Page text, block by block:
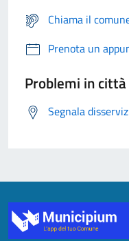
Chiama il
Prenota un
Problemi in città
Segnala